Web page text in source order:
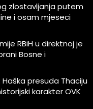
zlostavljanja putem
i osam mjeseci
RBiH u direktnoj je
Bosne i
presuda Thaciju
karakter OVK